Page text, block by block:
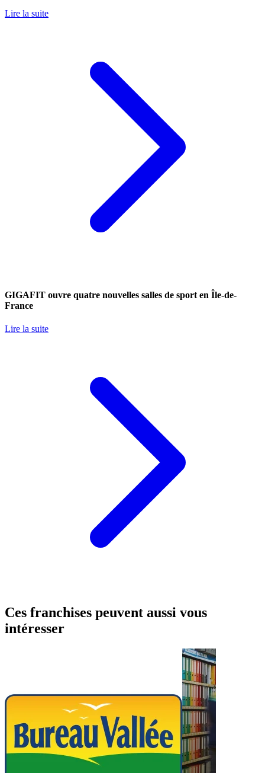
Lire la suite
GIGAFIT ouvre quatre nouvelles salles de sport en Île-de-
France
Lire la suite
Ces franchises peuvent aussi vous
intéresser